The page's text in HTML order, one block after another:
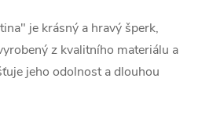
je krásný a hravý šperk,
z kvalitního materiálu a
jeho odolnost a dlouhou